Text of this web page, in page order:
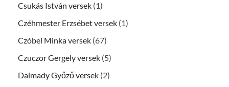
Csukás István versek (1)
Czéhmester Erzsébet versek (1)
Czóbel Minka versek (67)
Czuczor Gergely versek (5)
Dalmady Győző versek (2)